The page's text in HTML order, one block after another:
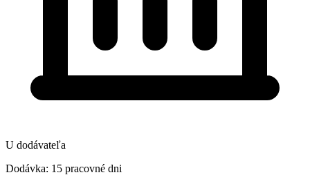
U dodávateľa
Dodávka: 15 pracovné dni